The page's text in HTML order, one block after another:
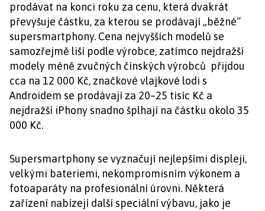
prodávat na konci roku za cenu, která dvakrát
převyšuje částku, za kterou se prodávají „běžné“
supersmartphony. Cena nejvyšších modelů se
samozřejmě liší podle výrobce, zatímco nejdražší
modely méně zvučných čínských výrobců přijdou
cca na 12 000 Kč, značkové vlajkové lodi s
Androidem se prodávají za 20–25 tisíc Kč a
nejdražší iPhony snadno šplhají na částku okolo 35
000 Kč.
Supersmartphony se vyznačují nejlepšími displeji,
velkými bateriemi, nekompromisním výkonem a
fotoaparáty na profesionální úrovni. Některá
zařízení nabízejí další speciální výbavu, jako je